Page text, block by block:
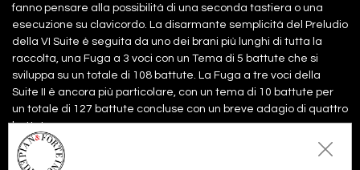
fanno pensare alla possibilità di una seconda tastiera o una
esecuzione su clavicordo. La disarmante semplicità del Preludio
della VI Suite è seguita da uno dei brani più lunghi di tutta la
raccolta, una Fuga a 3 voci con un Tema di 5 battute che si
sviluppa su un totale di 108 battute. La Fuga a tre voci della
Suite II è ancora più particolare, con un tema di 10 battute per
un totale di 127 battute concluse con un breve adagio di quattro
battute.
Al termine della raccolta balza subito all'occhio la sigla S.D.G.
(Soli Deo Gloria) anche usata da altri compositori sassoni del